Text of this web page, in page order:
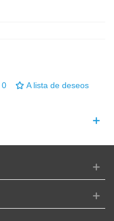
0 A lista de deseos